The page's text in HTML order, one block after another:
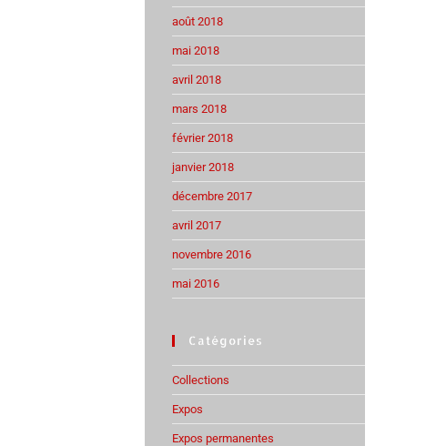
août 2018
mai 2018
avril 2018
mars 2018
février 2018
janvier 2018
décembre 2017
avril 2017
novembre 2016
mai 2016
Catégories
Collections
Expos
Expos permanentes